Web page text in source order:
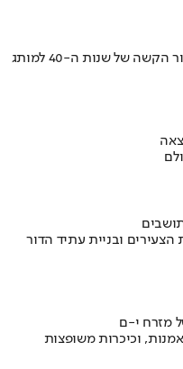
איך אסם הפכה את תקופת הצנע והמחסור הקשה של שנות ה-40 למותג
ובניית עתיד הדור
מזרח י-ם
וכיכרות משופצות